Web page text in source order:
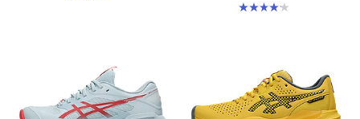
4.1 trong số 5 sao. 7 đánh giá